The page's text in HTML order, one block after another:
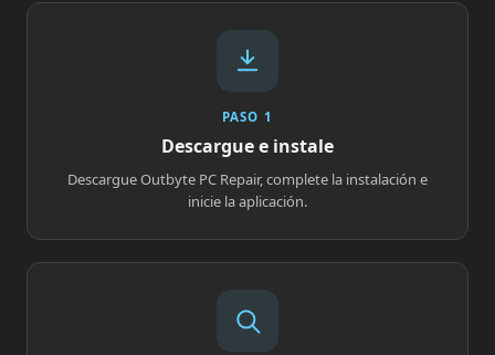
PASO 1
Descargue e instale
Descargue Outbyte PC Repair, complete la instalación e
inicie la aplicación.